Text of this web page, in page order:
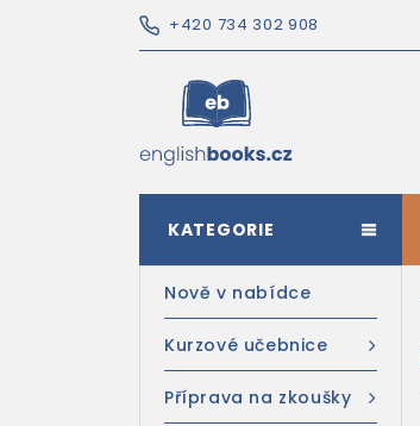
+420 734 302 908
KATEGORIE
Nově v nabídce
Kurzové učebnice
Příprava na zkoušky